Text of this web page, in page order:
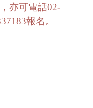
亦可電話02-
報名。